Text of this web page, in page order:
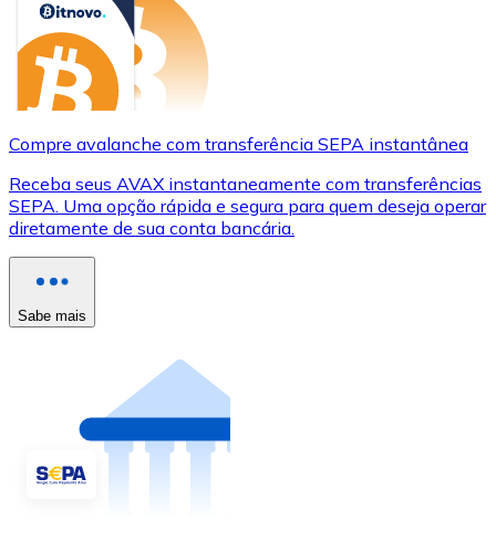
Compre avalanche com transferência SEPA instantânea
Receba seus AVAX instantaneamente com transferências
SEPA. Uma opção rápida e segura para quem deseja operar
diretamente de sua conta bancária.
Sabe mais